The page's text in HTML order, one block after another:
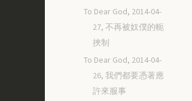
To Dear God, 2014-04-
27, 不再被奴僕的軛
挾制
To Dear God, 2014-04-
26, 我們都要憑著應
許來服事